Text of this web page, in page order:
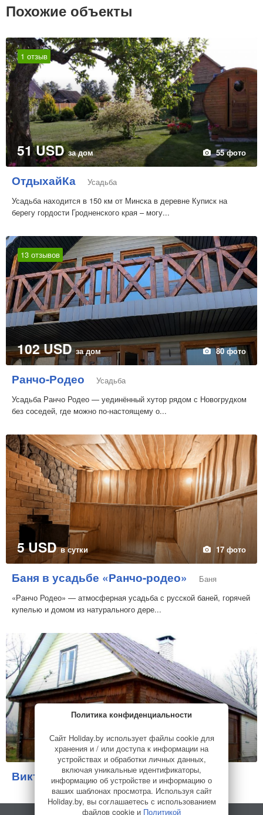
Похожие объекты
1 отзыв
51 USDза дом 55 фото
ОтдыхайКа
Усадьба
Усадьба находится в 150 км от Минска в деревне Куписк на
берегу гордости Гродненского края – могу...
13 отзывов
102 USDза дом 80 фото
Ранчо-Родео
Усадьба
Усадьба Ранчо Родео — уединённый хутор рядом с Новогрудком
без соседей, где можно по-настоящему о...
5 USDв сутки 17 фото
Баня в усадьбе «Ранчо-родео»
Баня
«Ранчо Родео» — атмосферная усадьба с русской баней, горячей
купелью и домом из натурального дере...
Виктория (озеро Свитязь) Коттедж
Политика конфиденциальности
Сайт Holiday.by использует файлы cookie для
хранения и / или доступа к информации на
устройствах и обработки личных данных,
включая уникальные идентификаторы,
информацию об устройстве и информацию о
ваших шаблонах просмотра. Используя сайт
Holiday.by, вы соглашаетесь с использованием
файлов cookie и Политикой